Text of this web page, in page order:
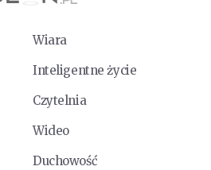
Wiara
Inteligentne życie
Czytelnia
Wideo
Duchowość